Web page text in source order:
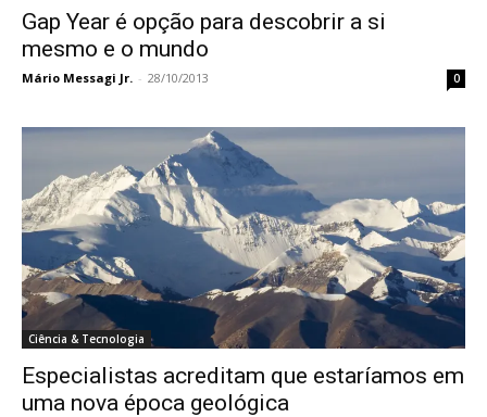
Gap Year é opção para descobrir a si
mesmo e o mundo
Mário Messagi Jr. - 28/10/2013 0
Ciência & Tecnologia
Especialistas acreditam que estaríamos em
uma nova época geológica